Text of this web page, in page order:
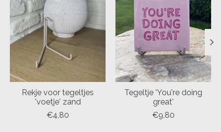
Rekje voor tegeltjes
'voetje' zand
€4,80
Tegeltje 'You're doing
great'
€9,80